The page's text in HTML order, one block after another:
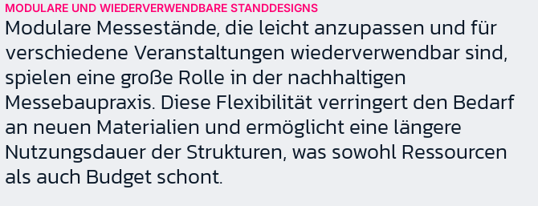
MODULARE UND WIEDERVERWENDBARE STANDDESIGNS
Modulare Messestände, die leicht anzupassen und für
verschiedene Veranstaltungen wiederverwendbar sind,
spielen eine große Rolle in der nachhaltigen
Messebaupraxis. Diese Flexibilität verringert den Bedarf
an neuen Materialien und ermöglicht eine längere
Nutzungsdauer der Strukturen, was sowohl Ressourcen
als auch Budget schont.